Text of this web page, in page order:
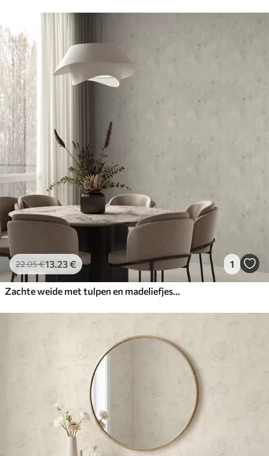
22.05€13.23€ 1
Zachte weide met tulpen en madeliefjes, pastelkleurige salie